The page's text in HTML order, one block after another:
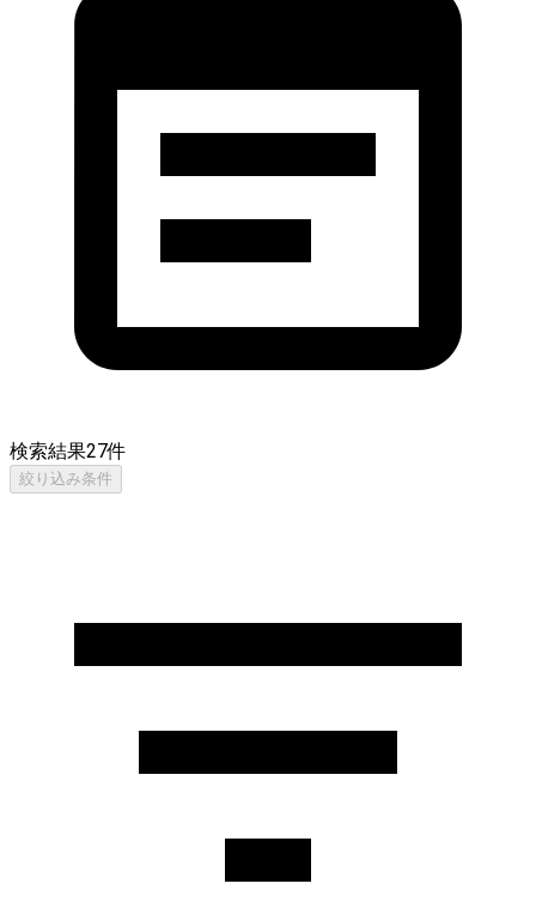
検索結果27件
絞り込み条件